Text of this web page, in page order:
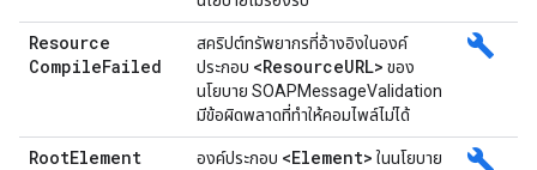
Resource
CompileFailed
สคริปต์ทรัพยากรที่อ้างอิงในองค์
ประกอบ <ResourceURL> ของ
นโยบาย SOAPMessageValidation
มีข้อผิดพลาดที่ทำให้คอมไพล์ไม่ได้
build
RootElement
องค์ประกอบ <Element> ในนโยบาย
build